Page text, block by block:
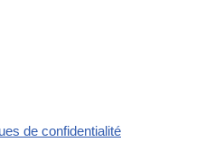
de confidentialité